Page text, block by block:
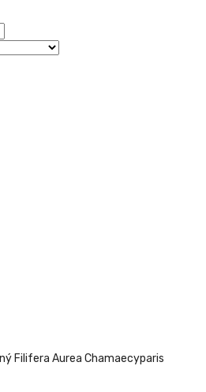
Filifera Aurea Chamaecyparis